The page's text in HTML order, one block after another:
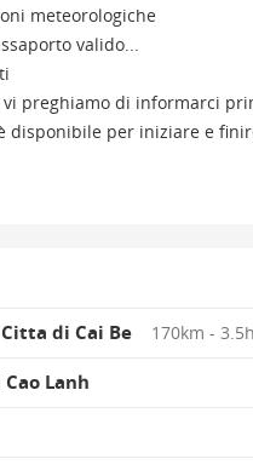
meteorologiche
valido...
preghiamo di informarci
per iniziare e
di Cai Be 170km - 3.5h
Lanh